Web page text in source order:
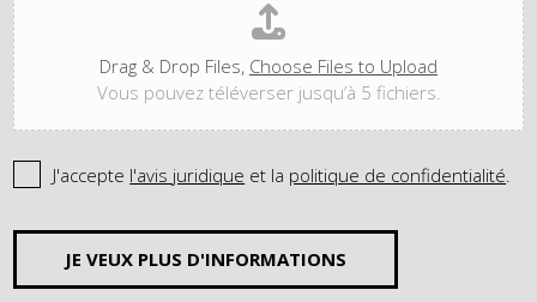
Drag & Drop Files, Choose Files to Upload
Vous pouvez téléverser jusqu’à 5 fichiers.
J'accepte l'avis juridique et la politique de confidentialité.
JE VEUX PLUS D'INFORMATIONS